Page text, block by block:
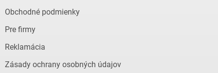
Obchodné podmienky
Pre firmy
Reklamácia
Zásady ochrany osobných údajov